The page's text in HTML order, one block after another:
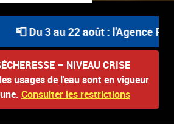
📮 Du 3 au 22 août : l'Agence
– NIVEAU CRISE
usages de l'eau sont en vigueur
Consulter les restrictions